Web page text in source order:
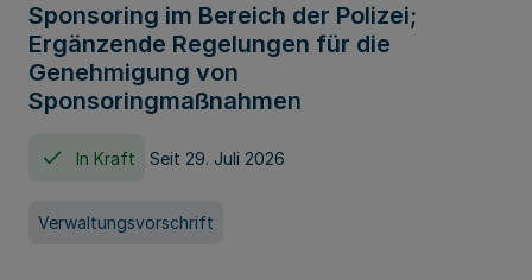
Sponsoring im Bereich der Polizei;
Ergänzende Regelungen für die
Genehmigung von
Sponsoringmaßnahmen
In Kraft Seit 29. Juli 2026
Verwaltungsvorschrift